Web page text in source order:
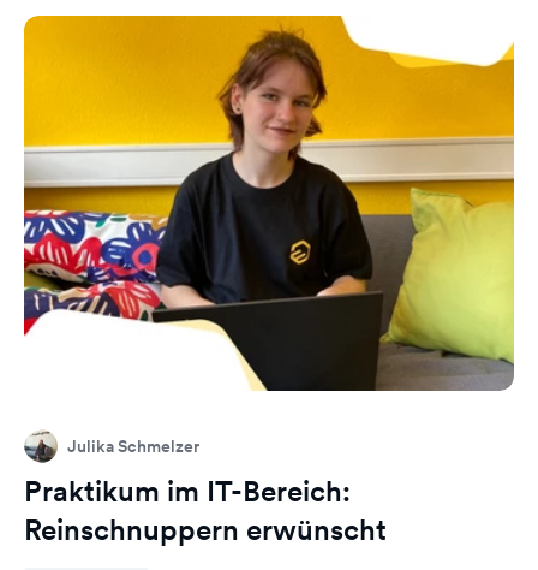
Julika Schmelzer
Praktikum im IT-Bereich:
Reinschnuppern erwünscht